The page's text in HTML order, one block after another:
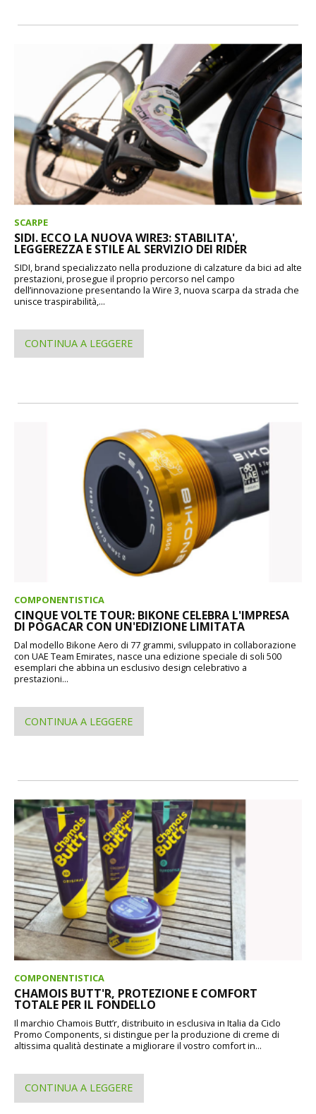
SCARPE
SIDI. ECCO LA NUOVA WIRE3: STABILITA',
LEGGEREZZA E STILE AL SERVIZIO DEI RIDER
SIDI, brand specializzato nella produzione di calzature da bici ad alte
prestazioni, prosegue il proprio percorso nel campo
dell’innovazione presentando la Wire 3, nuova scarpa da strada che
unisce traspirabilità,...
CONTINUA A LEGGERE
COMPONENTISTICA
CINQUE VOLTE TOUR: BIKONE CELEBRA L'IMPRESA
DI POGACAR CON UN'EDIZIONE LIMITATA
Dal modello Bikone Aero di 77 grammi, sviluppato in collaborazione
con UAE Team Emirates, nasce una edizione speciale di soli 500
esemplari che abbina un esclusivo design celebrativo a
prestazioni...
CONTINUA A LEGGERE
COMPONENTISTICA
CHAMOIS BUTT'R, PROTEZIONE E COMFORT
TOTALE PER IL FONDELLO
Il marchio Chamois Butt’r, distribuito in esclusiva in Italia da Ciclo
Promo Components, si distingue per la produzione di creme di
altissima qualità destinate a migliorare il vostro comfort in...
CONTINUA A LEGGERE